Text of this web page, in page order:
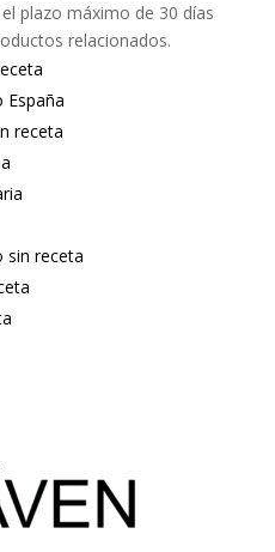
plazo máximo de 30 días
relacionados.
España
receta
sin receta